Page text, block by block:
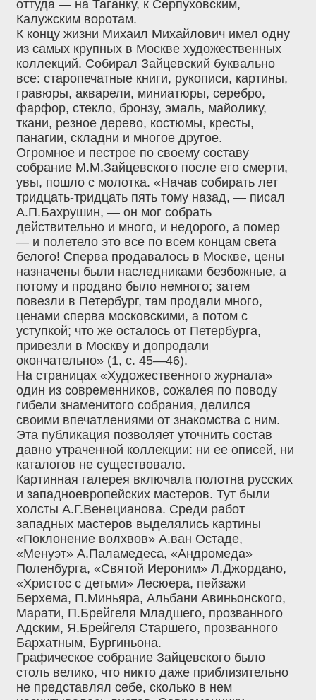
оттуда — на Таганку, к Серпуховским,
Калужским воротам.
К концу жизни Михаил Михайлович имел одну
из самых крупных в Москве художественных
коллекций. Собирал Зайцевский буквально
все: старопечатные книги, рукописи, картины,
гравюры, акварели, миниатюры, серебро,
фарфор, стекло, бронзу, эмаль, майолику,
ткани, резное дерево, костюмы, кресты,
панагии, складни и многое другое.
Огромное и пестрое по своему составу
собрание М.М.Зайцевского после его смерти,
увы, пошло с молотка. «Начав собирать лет
тридцать-тридцать пять тому назад, — писал
А.П.Бахрушин, — он мог собрать
действительно и много, и недорого, а помер
— и полетело это все по всем концам света
белого! Сперва продавалось в Москве, цены
назначены были наследниками безбожные, а
потому и продано было немного; затем
повезли в Петербург, там продали много,
ценами сперва московскими, а потом с
уступкой; что же осталось от Петербурга,
привезли в Москву и допродали
окончательно» (1, с. 45—46).
На страницах «Художественного журнала»
один из современников, сожалея по поводу
гибели знаменитого собрания, делился
своими впечатлениями от знакомства с ним.
Эта публикация позволяет уточнить состав
давно утраченной коллекции: ни ее описей, ни
каталогов не существовало.
Картинная галерея включала полотна русских
и западноевропейских мастеров. Тут были
холсты А.Г.Венецианова. Среди работ
западных мастеров выделялись картины
«Поклонение волхвов» А.ван Остаде,
«Менуэт» А.Паламедеса, «Андромеда»
Поленбурга, «Святой Иероним» Л.Джордано,
«Христос с детьми» Лесюера, пейзажи
Берхема, П.Миньяра, Альбани Авиньонского,
Марати, П.Брейгеля Младшего, прозванного
Адским, Я.Брейгеля Старшего, прозванного
Бархатным, Бургиньона.
Графическое собрание Зайцевского было
столь велико, что никто даже приблизительно
не представлял себе, сколько в нем